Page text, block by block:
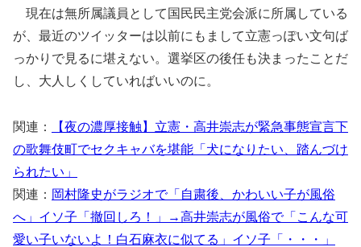
現在は無所属議員として国民民主党会派に所属している
が、最近のツイッターは以前にもまして立憲っぽい文句ば
っかりで見るに堪えない。選挙区の後任も決まったことだ
し、大人しくしていればいいのに。
関連：
【夜の濃厚接触】立憲・高井崇志が緊急事態宣言下
の歌舞伎町でセクキャバを堪能「犬になりたい、踏んづけ
られたい」
関連： 岡村隆史がラジオで「自粛後、かわいい子が風俗
へ」イソ子「撤回しろ！」→高井崇志が風俗で「こんな可
愛い子いないよ！白石麻衣に似てる」イソ子「・・・」